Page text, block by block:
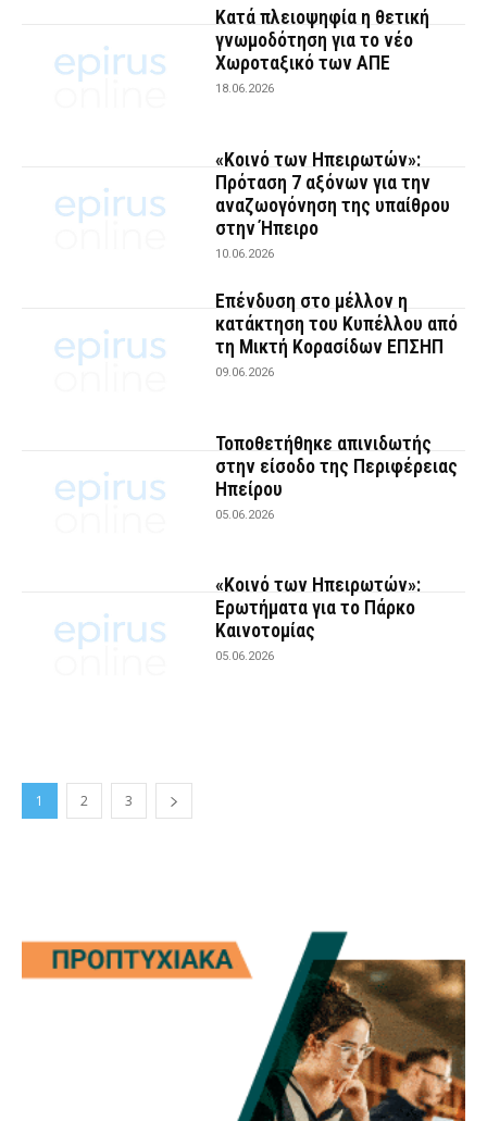
Κατά πλειοψηφία η θετική
γνωμοδότηση για το νέο
Χωροταξικό των ΑΠΕ
18.06.2026
«Κοινό των Ηπειρωτών»:
Πρόταση 7 αξόνων για την
αναζωογόνηση της υπαίθρου
στην Ήπειρο
10.06.2026
Επένδυση στο μέλλον η
κατάκτηση του Κυπέλλου από
τη Μικτή Κορασίδων ΕΠΣΗΠ
09.06.2026
Τοποθετήθηκε απινιδωτής
στην είσοδο της Περιφέρειας
Ηπείρου
05.06.2026
«Κοινό των Ηπειρωτών»:
Ερωτήματα για το Πάρκο
Καινοτομίας
05.06.2026
1 2 3